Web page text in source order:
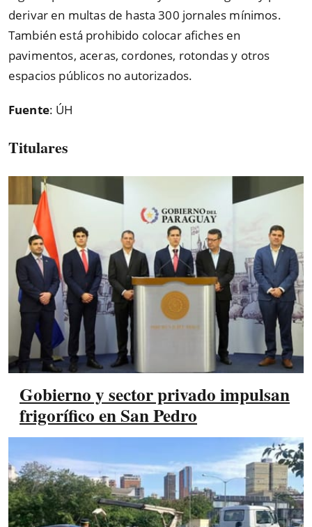
derivar en multas de hasta 300 jornales mínimos.
También está prohibido colocar afiches en
pavimentos, aceras, cordones, rotondas y otros
espacios públicos no autorizados.
Fuente: ÚH
Titulares
Gobierno y sector privado impulsan
frigorífico en San Pedro